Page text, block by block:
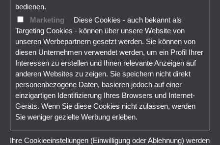
bedienen.
Marketing
Diese Cookies - auch bekannt als
Targeting Cookies - können über unsere Website von
unseren Werbepartnern gesetzt werden. Sie können von
diesen Unternehmen verwendet werden, um ein Profil Ihrer
Interessen zu erstellen und Ihnen relevante Anzeigen auf
anderen Websites zu zeigen. Sie speichern nicht direkt
personenbezogene Daten, basieren jedoch auf einer
einzigartigen Identifizierung Ihres Browsers und Internet-
Geräts. Wenn Sie diese Cookies nicht zulassen, werden
Sie weniger gezielte Werbung erleben.
Ihre Cookieeinstellungen (Einwilligung oder Ablehnung) werden